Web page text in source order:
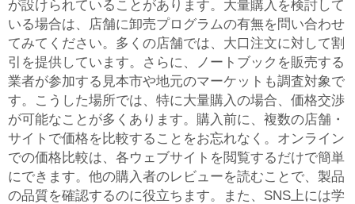
が設けられていることがあります。大量購入を検討して
いる場合は、店舗に卸売プログラムの有無を問い合わせ
てみてください。多くの店舗では、大口注文に対して割
引を提供しています。さらに、ノートブックを販売する
業者が参加する見本市や地元のマーケットも調査対象で
す。こうした場所では、特に大量購入の場合、価格交渉
が可能なことが多くあります。購入前に、複数の店舗・
サイトで価格を比較することをお忘れなく。オンライン
での価格比較は、各ウェブサイトを閲覧するだけで簡単
にできます。他の購入者のレビューを読むことで、製品
の品質を確認するのに役立ちます。また、SNS上には学